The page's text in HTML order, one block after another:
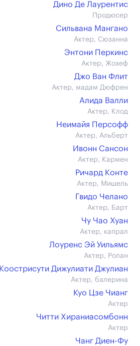
Дино Де Лаурентис
Продюсер
Сильвана Мангано
Актер, Сюзанна
Энтони Перкинс
Актер, Жозеф
Джо Ван Флит
Актер, мадам Дюфрен
Алида Валли
Актер, Клод
Неимайя Персофф
Актер, Альберт
Ивонн Сансон
Актер, Кармен
Ричард Конте
Актер, Мишель
Гвидо Челано
Актер, Барт
Чу Чао Хуан
Актер, капрал
Лоуренс Эй Уильямс
Актер, Ролан
Коострисути Дижулиати Джулиан
Актер, балерина
Куо Цзе Чианг
Актер
Читти Хираниасомбонн
Актер
Чанг Диен-Фу